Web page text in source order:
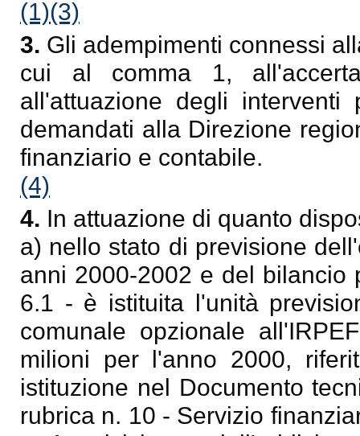
(1)(3)
3. Gli adempimenti connessi
cui al comma 1,
all'attuazione degli
demandati alla Direzione
finanziario e contabile.
(4)
4. In attuazione di quanto
a) nello stato di previsione
anni 2000-2002 e del
6.1 - è istituita l'unità
comunale opzionale
milioni per l'anno 2000,
istituzione nel Documento
rubrica n. 10 - Servizio